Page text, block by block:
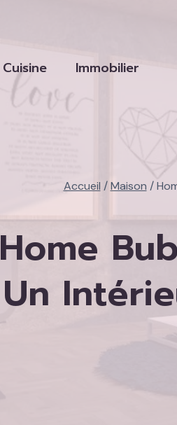
Cuisine Immobilier
Accueil / Maison /
Home
Un